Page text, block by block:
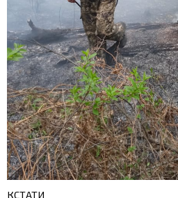
КСТАТИ